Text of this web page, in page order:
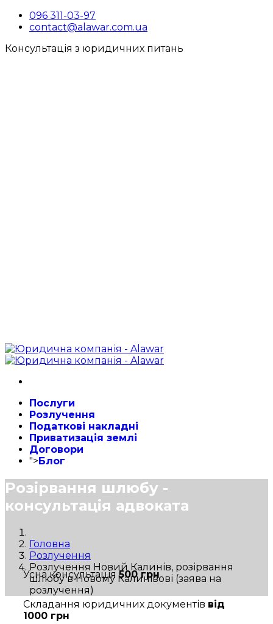
096 311-03-97
contact@alawar.com.ua
Консультація з юридичних питань
Послуги
Розлучення
Податкові накладні
Приватизація землі
Договори
">Блог
Розірвання шлюбу -
консультація адвоката
Головна
Розлучення
Розлучення Новий Калинів, розірвання
шлюбу в Новому Калинівові (заява на
розлучення)
Усна консультація500 грн
Складання юридичних документів від
1000 грн